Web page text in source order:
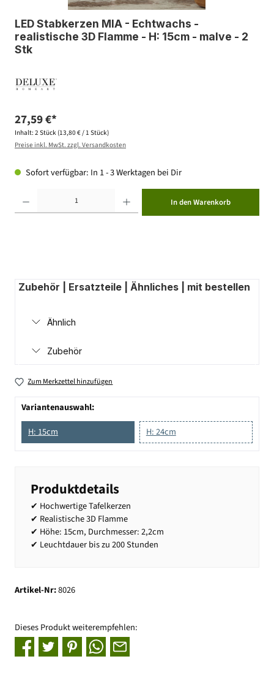
LED Stabkerzen MIA - Echtwachs -
realistische 3D Flamme - H: 15cm - malve - 2
Stk
27,59 €*
Inhalt: 2 Stück (13,80 € / 1 Stück)
Preise inkl. MwSt. zzgl. Versandkosten
Sofort verfügbar: In 1 - 3 Werktagen bei Dir
In den Warenkorb
Zubehör | Ersatzteile | Ähnliches | mit bestellen
Ähnlich
Zubehör
Zum Merkzettel hinzufügen
Variantenauswahl:
H: 15cm
H: 24cm
Produktdetails
✔ Hochwertige Tafelkerzen
✔ Realistische 3D Flamme
✔ Höhe: 15cm, Durchmesser: 2,2cm
✔ Leuchtdauer bis zu 200 Stunden
Artikel-Nr:8026
Dieses Produkt weiterempfehlen: